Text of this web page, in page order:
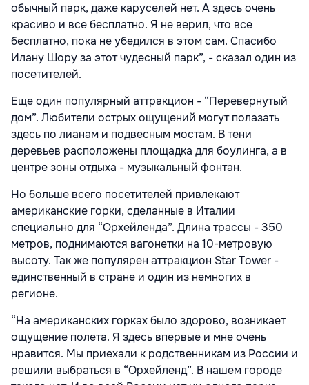
обычный парк, даже каруселей нет. А здесь очень
красиво и все бесплатно. Я не верил, что все
бесплатно, пока не убедился в этом сам. Спасибо
Илану Шору за этот чудесный парк”, - сказал один из
посетителей.
Еще один популярный аттракцион - “Перевернутый
дом”. Любители острых ощущений могут полазать
здесь по лианам и подвесным мостам. В тени
деревьев расположены площадка для боулинга, а в
центре зоны отдыха - музыкальный фонтан.
Но больше всего посетителей привлекают
американские горки, сделанные в Италии
специально для “Орхейленда”. Длина трассы - 350
метров, поднимаются вагонетки на 10-метровую
высоту. Так же популярен аттракцион Star Tower -
единственный в стране и один из немногих в
регионе.
“На американских горках было здорово, возникает
ощущение полета. Я здесь впервые и мне очень
нравится. Мы приехали к родственникам из России и
решили выбраться в “Орхейленд”. В нашем городе